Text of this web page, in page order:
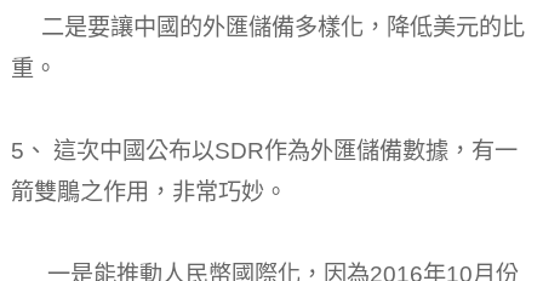
二是要讓中國的外匯儲備多樣化，降低美元的比
重。
5、 這次中國公布以SDR作為外匯儲備數據，有一
箭雙鵰之作用，非常巧妙。
一是能推動人民幣國際化，因為2016年10月份